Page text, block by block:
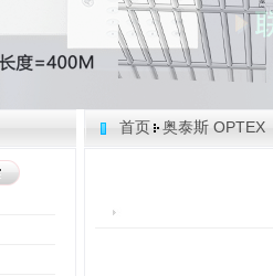
首页 奥泰斯 OPTEX